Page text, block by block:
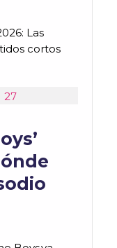
Las
cortos